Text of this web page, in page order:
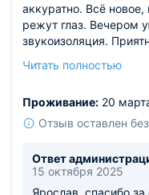
аккуратно. Всё
режут глаз. Вечером
звукоизоляция.
Спокойный район,
вопросы.
Из недостатков: на
Читать полностью
Проживание: 20
Отзыв оставлен
Ответ
15 октября 2025
Ярослав, спасибо